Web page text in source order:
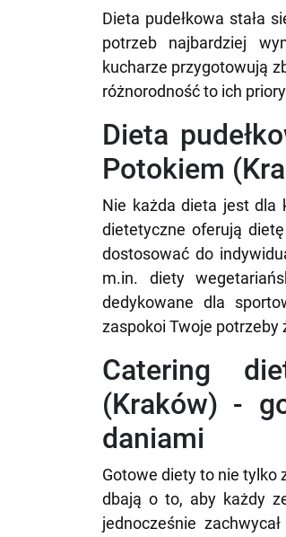
Dieta pudełkowa stała
potrzeb najbardziej
kucharze przygotowują
różnorodność to ich
Dieta
Potokiem
Nie każda dieta jest dla
dietetyczne oferują
dostosować do
m.in. diety
dedykowane dla
zaspokoi Twoje potrzeby
Catering
(Kraków) -
daniami
Gotowe diety to nie tylko
dbają o to, aby każdy
jednocześnie